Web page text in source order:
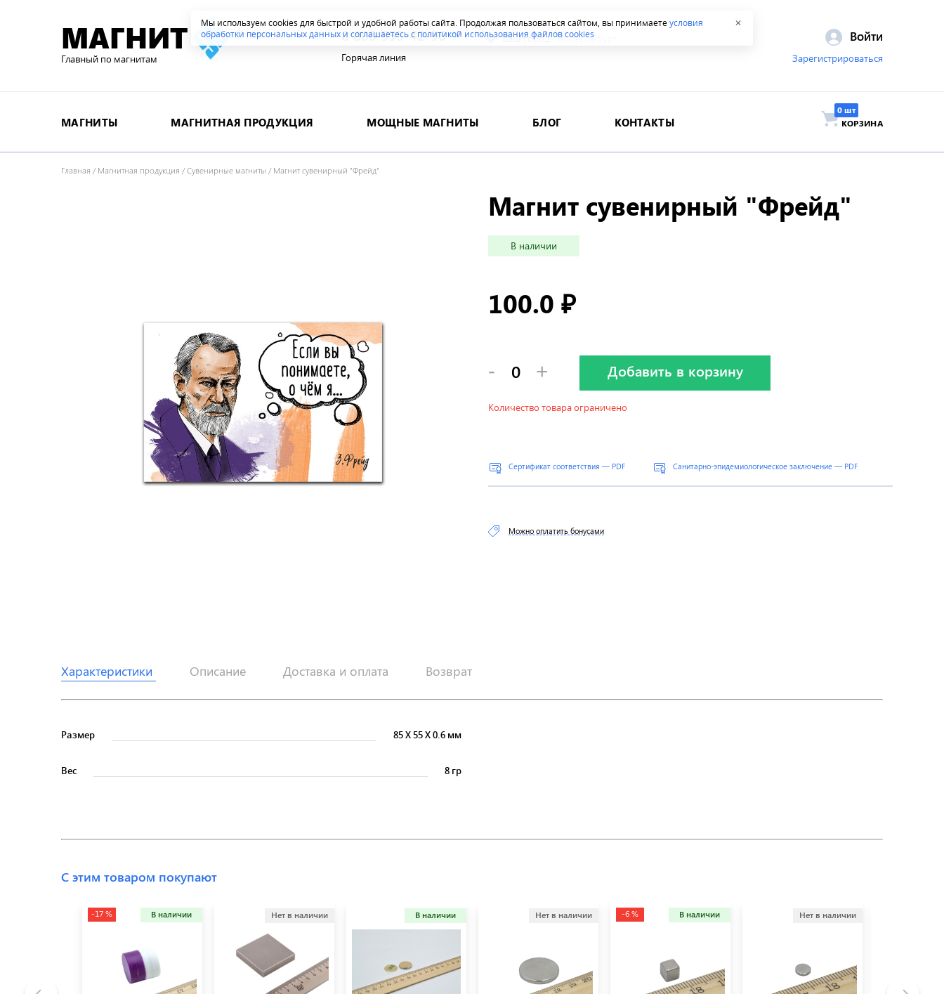
Мы используем cookies для быстрой и удобной работы сайта. Продолжая пользоваться сайтом, вы принимаетеусловия
обработки персональных данных и соглашаетесь с политикой использования файлов cookies
✕
МАГНИТ
Главный по магнитам
8 800 555-42-96
Горячая линия
Ваш город: Екатеринбург Войти
Зарегистрироваться
МАГНИТЫ МАГНИТНАЯ ПРОДУКЦИЯ МОЩНЫЕ МАГНИТЫ БЛОГ КОНТАКТЫ КОРЗИНА
Главная /Магнитная продукция /Сувенирные магниты /Магнит сувенирный "Фрейд"
Магнит сувенирный "Фрейд"
В наличии
100.0 ₽
- + Добавить в корзину
Количество товара ограничено
Сертификат соответствия — PDF Санитарно-эпидемиологическое заключение — PDF
Можно оплатить бонусами
Характеристики Описание Доставка и оплата Возврат
Размер 85X55X0.6 мм
Вес 8 гр
С этим товаром покупают
-17 % В наличии Нет в наличии В наличии Нет в наличии -6 % В наличии Нет в наличии